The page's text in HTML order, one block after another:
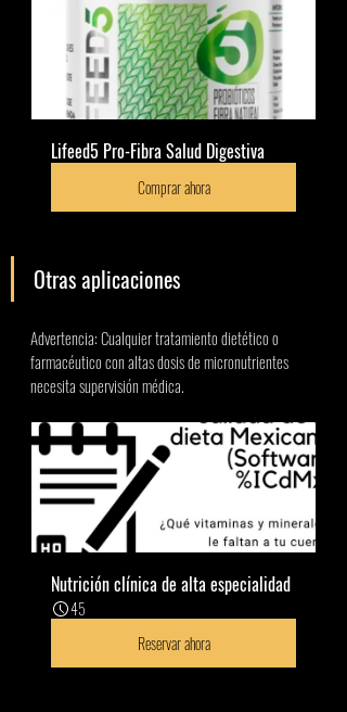
Lifeed5 Pro-Fibra Salud Digestiva
Comprar ahora
Otras aplicaciones
Advertencia: Cualquier tratamiento dietético o
farmacéutico con altas dosis de micronutrientes
necesita supervisión médica.
Nutrición clínica de alta especialidad
45
Reservar ahora